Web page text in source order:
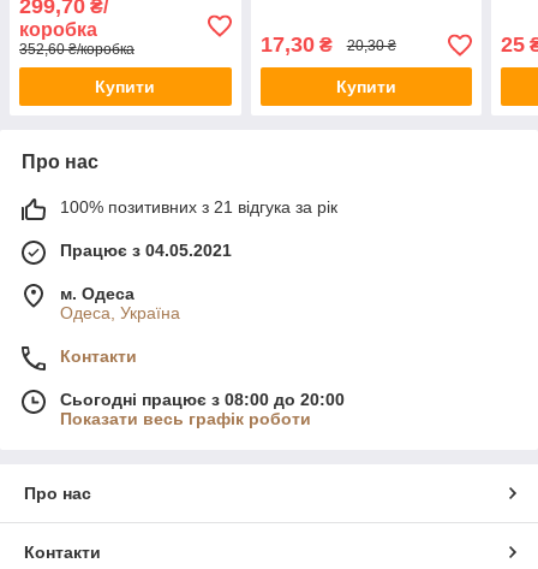
299,70 ₴/
коробка
352,60 ₴/коробка
Купити
17,30₴ 20,30 ₴
Купити
25
Про нас
100% позитивних з 21 відгука за рік
Працює з 04.05.2021
м. Одеса
Одеса, Україна
Контакти
Сьогодні працює з 08:00 до 20:00
Показати весь графік роботи
Про нас
Контакти